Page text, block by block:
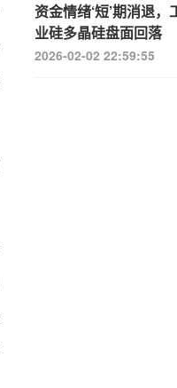
资金情绪‘短’期消退，
业硅多晶硅盘面回落
2026-02-02 22:59:55